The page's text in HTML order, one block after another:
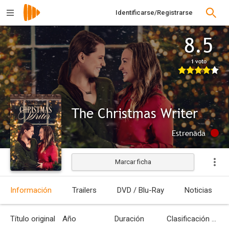
Identificarse/Registrarse
8.5
1 voto
The Christmas Writer
Estrenada
Marcar ficha
Información Trailers DVD / Blu-Ray Noticias
Título original Año Duración Clasificación por edades